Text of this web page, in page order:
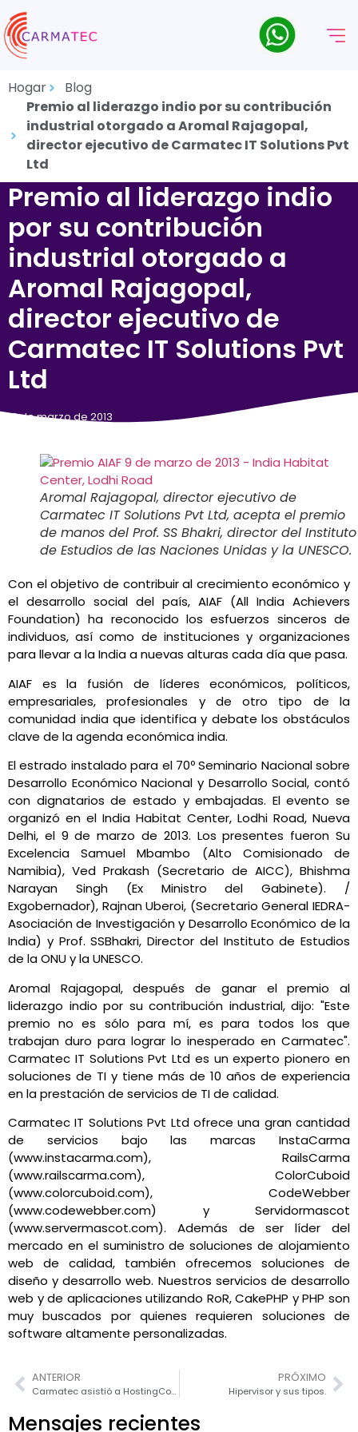
Hogar
Blog
Premio al liderazgo indio por su contribución
industrial otorgado a Aromal Rajagopal,
director ejecutivo de Carmatec IT Solutions Pvt
Ltd
Premio al liderazgo indio
por su contribución
industrial otorgado a
Aromal Rajagopal,
director ejecutivo de
Carmatec IT Solutions Pvt
Ltd
12 de marzo de 2013
Aromal Rajagopal, director ejecutivo de
Carmatec IT Solutions Pvt Ltd, acepta el premio
de manos del Prof. SS Bhakri, director del Instituto
de Estudios de las Naciones Unidas y la UNESCO.
Con el objetivo de contribuir al crecimiento económico y
el desarrollo social del país, AIAF (All India Achievers
Foundation) ha reconocido los esfuerzos sinceros de
individuos, así como de instituciones y organizaciones
para llevar a la India a nuevas alturas cada día que pasa.
AIAF es la fusión de líderes económicos, políticos,
empresariales, profesionales y de otro tipo de la
comunidad india que identifica y debate los obstáculos
clave de la agenda económica india.
El estrado instalado para el 70º Seminario Nacional sobre
Desarrollo Económico Nacional y Desarrollo Social, contó
con dignatarios de estado y embajadas. El evento se
organizó en el India Habitat Center, Lodhi Road, Nueva
Delhi, el 9 de marzo de 2013. Los presentes fueron Su
Excelencia Samuel Mbambo (Alto Comisionado de
Namibia), Ved Prakash (Secretario de AICC), Bhishma
Narayan Singh (Ex Ministro del Gabinete). /
Exgobernador), Rajnan Uberoi, (Secretario General IEDRA-
Asociación de Investigación y Desarrollo Económico de la
India) y Prof. SSBhakri, Director del Instituto de Estudios
de la ONU y la UNESCO.
Aromal Rajagopal, después de ganar el premio al
liderazgo indio por su contribución industrial, dijo: "Este
premio no es sólo para mí, es para todos los que
trabajan duro para lograr lo inesperado en Carmatec".
Carmatec IT Solutions Pvt Ltd es un experto pionero en
soluciones de TI y tiene más de 10 años de experiencia
en la prestación de servicios de TI de calidad.
Carmatec IT Solutions Pvt Ltd ofrece una gran cantidad
de servicios bajo las marcas InstaCarma
(www.instacarma.com), RailsCarma
(www.railscarma.com), ColorCuboid
(www.colorcuboid.com), CodeWebber
(www.codewebber.com) y Servidormascot
(www.servermascot.com). Además de ser líder del
mercado en el suministro de soluciones de alojamiento
web de calidad, también ofrecemos soluciones de
diseño y desarrollo web. Nuestros servicios de desarrollo
web y de aplicaciones utilizando RoR, CakePHP y PHP son
muy buscados por quienes requieren soluciones de
software altamente personalizadas.
ANTERIOR
Carmatec asistió a HostingCon 2012
PRÓXIMO
Hipervisor y sus tipos.
Mensajes recientes